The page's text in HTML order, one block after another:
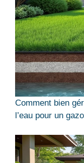
Comment bien
l’eau pour un